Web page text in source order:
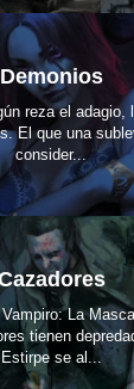
Demonios
reza el adagio,
El que una
consider...
La
tienen
Estirpe se al...